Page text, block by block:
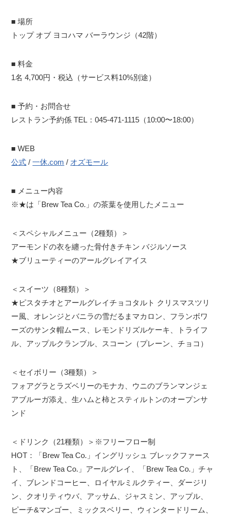
■ 場所
トップ オブ ヨコハマ バーラウンジ（42階）
■ 料金
1名 4,700円・税込（サービス料10%別途）
■ 予約・お問合せ
レストラン予約係 TEL：045-471-1115（10:00〜18:00）
■ WEB
公式 /一休.com / オズモール
■ メニュー内容
※★は「Brew Tea Co.」の茶葉を使用したメニュー
＜スペシャルメニュー（2種類）＞
アーモンドの衣を纏った骨付きチキン バジルソース
★ブリューティーのアールグレイアイス
＜スイーツ（8種類）＞
★ピスタチオとアールグレイチョコタルト クリスマスツリ
ー風、オレンジとバニラの雪だるまマカロン、フランボワ
ーズのサンタ帽ムース、レモンドリズルケーキ、トライフ
ル、アップルクランブル、スコーン（プレーン、チョコ）
＜セイボリー（3種類）＞
フォアグラとラズベリーのモナカ、ウニのブランマンジェ
アブルーガ添え、生ハムと柿とスティルトンのオープンサ
ンド
＜ドリンク（21種類）＞※フリーフロー制
HOT：「Brew Tea Co.」イングリッシュ ブレックファース
ト、「Brew Tea Co.」アールグレイ、「Brew Tea Co.」チャ
イ、ブレンドコーヒー、ロイヤルミルクティー、ダージリ
ン、クオリティウバ、アッサム、ジャスミン、アップル、
ピーチ&マンゴー、ミックスベリー、ウィンタードリーム、